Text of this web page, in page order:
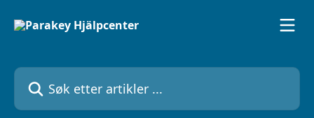
Søk etter artikler ...